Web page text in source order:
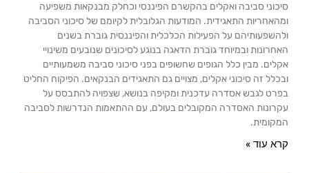
סיכוני סביבה ואקלים בהקשרם הפיננסי וכחלק מבנקאות משפיעה
ומהאחריות התאגידית. המודעות הגלובלית לקיומם של סיכוני הסביבה
ולהשפעותיהם על הפעילות הכלכלית והפיננסית גוברת בשנים
האחרונות ובמיוחד גוברת הדאגה בנוגע לסיכונים שנובעים משינויי
אקלים. מבין כלל הגופים שחשופים בפני סיכוני סביבה משמעותיים
ובכלל זה סיכוני אקלים, מצויים גם התאגידים הבנקאים. הפיקוח החליט
בפרט לגבש אסדרה עדכנית ומקיפה בנושא, שצפויה להתבסס על
עקרונות האסדרה המקובלים בעולם, עם ההתאמות הנדרשות לסביבה
המקומית.
קרא עוד »